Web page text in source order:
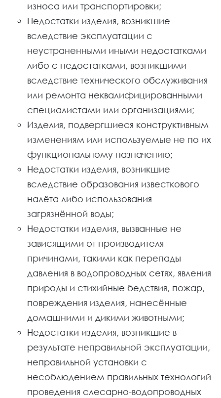
износа или транспортировки;
Недостатки изделия, возникшие
вследствие эксплуатации с
неустраненными иными недостатками
либо с недостатками, возникшими
вследствие технического обслуживания
или ремонта неквалифицированными
специалистами или организациями;
Изделия, подвергшиеся конструктивным
изменениям или используемые не по их
функциональному назначению;
Недостатки изделия, возникшие
вследствие образования известкового
налёта либо использования
загрязнённой воды;
Недостатки изделия, вызванные не
зависящими от производителя
причинами, такими как перепады
давления в водопроводных сетях, явления
природы и стихийные бедствия, пожар,
повреждения изделия, нанесённые
домашними и дикими животными;
Недостатки изделия, возникшие в
результате неправильной эксплуатации,
неправильной установки с
несоблюдением правильных технологий
проведения слесарно-водопроводных